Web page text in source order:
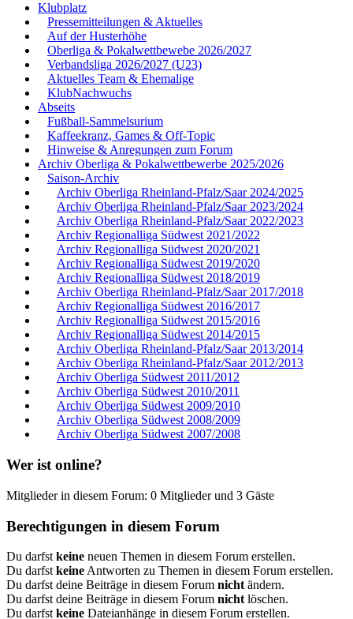
Klubplatz
Pressemitteilungen & Aktuelles
Auf der Husterhöhe
Oberliga & Pokalwettbewebe 2026/2027
Verbandsliga 2026/2027 (U23)
Aktuelles Team & Ehemalige
KlubNachwuchs
Abseits
Fußball-Sammelsurium
Kaffeekranz, Games & Off-Topic
Hinweise & Anregungen zum Forum
Archiv Oberliga & Pokalwettbewerbe 2025/2026
Saison-Archiv
Archiv Oberliga Rheinland-Pfalz/Saar 2024/2025
Archiv Oberliga Rheinland-Pfalz/Saar 2023/2024
Archiv Oberliga Rheinland-Pfalz/Saar 2022/2023
Archiv Regionalliga Südwest 2021/2022
Archiv Regionalliga Südwest 2020/2021
Archiv Regionalliga Südwest 2019/2020
Archiv Regionalliga Südwest 2018/2019
Archiv Oberliga Rheinland-Pfalz/Saar 2017/2018
Archiv Regionalliga Südwest 2016/2017
Archiv Regionalliga Südwest 2015/2016
Archiv Regionalliga Südwest 2014/2015
Archiv Oberliga Rheinland-Pfalz/Saar 2013/2014
Archiv Oberliga Rheinland-Pfalz/Saar 2012/2013
Archiv Oberliga Südwest 2011/2012
Archiv Oberliga Südwest 2010/2011
Archiv Oberliga Südwest 2009/2010
Archiv Oberliga Südwest 2008/2009
Archiv Oberliga Südwest 2007/2008
Wer ist online?
Mitglieder in diesem Forum: 0 Mitglieder und 3 Gäste
Berechtigungen in diesem Forum
Du darfst keine neuen Themen in diesem Forum erstellen.
Du darfst keine Antworten zu Themen in diesem Forum erstellen.
Du darfst deine Beiträge in diesem Forum nicht ändern.
Du darfst deine Beiträge in diesem Forum nicht löschen.
Du darfst keine Dateianhänge in diesem Forum erstellen.